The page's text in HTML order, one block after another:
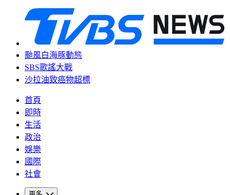
颱風白海豚動態
SBS歌謠大戰
沙拉油致癌物超標
首頁
即時
生活
政治
娛樂
國際
社會